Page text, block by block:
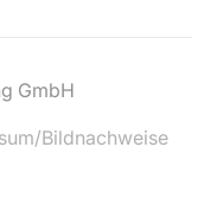
GmbH
Bildnachweise